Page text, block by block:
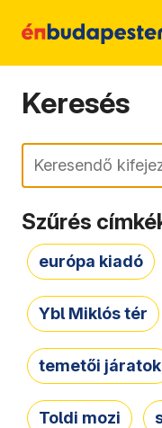
Keresés
Keresés
Szűrés
európa kiadó
Ybl Miklós tér
temetői járatok
Toldi mozi